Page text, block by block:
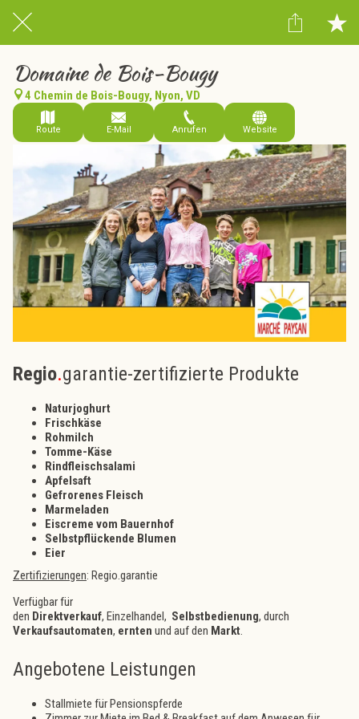
Domaine de Bois-Bougy
4 Chemin de Bois-Bougy, Nyon, VD
Route E-Mail Anrufen Website
Regio.garantie-zertifizierte Produkte
Naturjoghurt
Frischkäse
Rohmilch
Tomme-Käse
Rindfleischsalami
Apfelsaft
Gefrorenes Fleisch
Marmeladen
Eiscreme vom Bauernhof
Selbstpflückende Blumen
Eier
Zertifizierungen: Regio.garantie
Verfügbar für
den Direktverkauf, Einzelhandel, Selbstbedienung, durch
Verkaufsautomaten, ernten und auf den Markt.
Angebotene Leistungen
Stallmiete für Pensionspferde